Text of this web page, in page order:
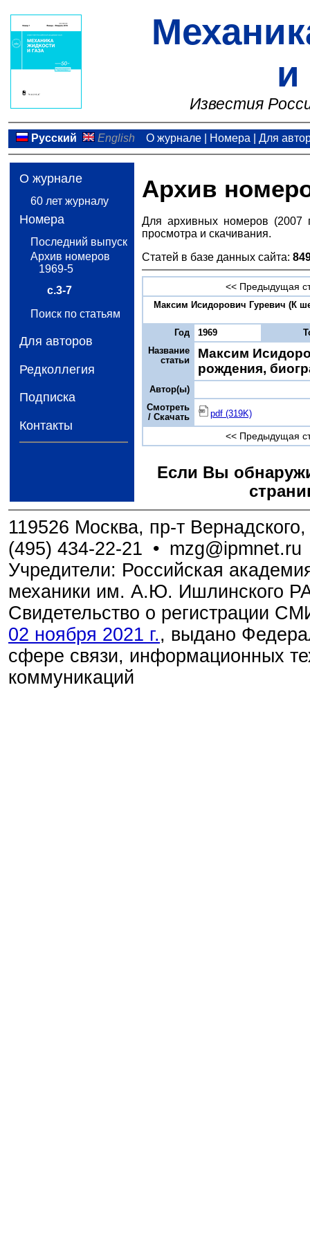
и
Известия
Русский English О журнале| Номера Для
О журнале
60 лет журналу
Номера
Последний выпуск
Архив номеров
1969-5
с.3-7
Поиск по статьям
Для авторов
Редколлегия
Подписка
Контакты
Архив
Для архивных номеров (2007
просмотра и скачивания.
Статей в базе данных сайта:
<< Предыдущая
Максим Исидорович Гуревич (К
Год 1969
Название
статьи
Максим
рождения,
Автор(ы)
Смотреть
/ Скачать
pdf (319K)
<< Предыдущая
Если Вы
119526 Москва, пр-т
(495) 434-22-21 • mzg@ipmnet.ru
Учредители: Российская
механики им. А.Ю. Ишлинского
Свидетельство о регистрации
02 ноября 2021 г., выдано
сфере связи, информационных
коммуникаций